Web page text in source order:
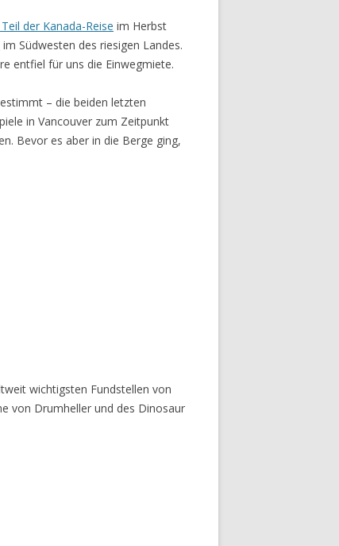
der Kanada-Reise im Herbst
im Südwesten des riesigen Landes.
entfiel für uns die Einwegmiete.
– die beiden letzten
in Vancouver zum Zeitpunkt
Bevor es aber in die Berge ging,
wichtigsten Fundstellen von
von Drumheller und des Dinosaur